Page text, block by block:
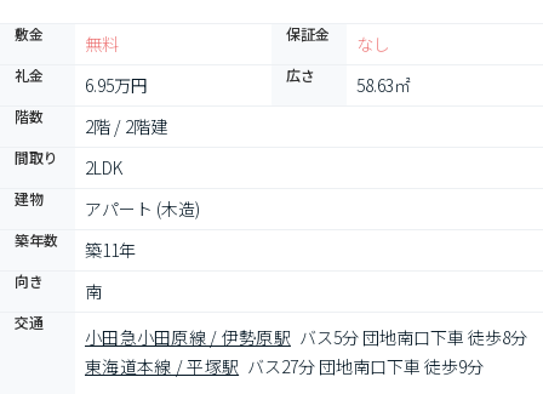
敷金 無料 保証金 なし
礼金 6.95万円 広さ 58.63㎡
階数 2階 / 2階建
間取り 2LDK
建物 アパート (木造)
築年数 築11年
向き 南
交通
小田急小田原線 / 伊勢原駅 バス5分 団地南口下車 徒歩8分
東海道本線 / 平塚駅 バス27分 団地南口下車 徒歩9分